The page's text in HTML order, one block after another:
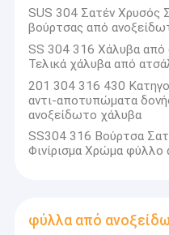
SUS 304 Σατέν Χρυσός
βούρτσας από
SS 304 316 Χάλυβα από
Τελικά χάλυβα από
201 304 316 430
αντι-αποτυπώματα
ανοξείδωτο χάλυβα
SS304 316 Βούρτσα
Φινίρισμα Χρώμα
φύλλα από
ακολουθεί τους στόχους
και του
οικοδόμηση μιας
υπηρεσιών, παρέχοντας
ικανοποίηση των
μέσω άμεσης ανταπόκρισης
ικανοποίησης των
της επιχείρησής μας.Η
εταιρεία από ανοξείδωτο
Στη διαδικασία παροχής